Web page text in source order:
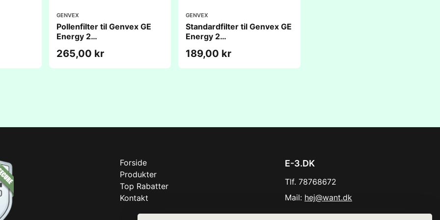
GENVEX
Pollenfilter til Genvex GE
Energy 2
265,00 kr
GENVEX
Standardfilter til Genvex GE
Energy 2
189,00 kr
Forside
Produkter
Top Rabatter
Kontakt
E-3.DK
Tlf. 78768672
Mail: hej@want.dk